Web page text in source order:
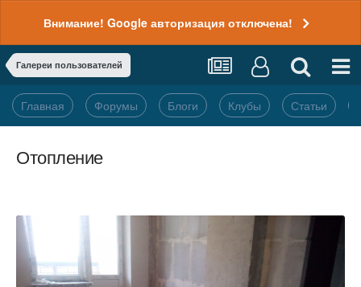
Внимание! Google авторизация отключена!
Галереи пользователей
Главная Форумы Блоги Клубы Статьи
Отопление